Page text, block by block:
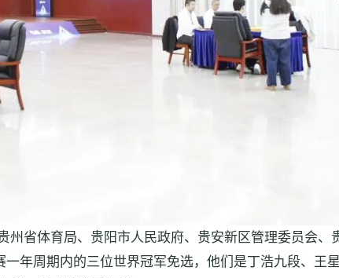
州省体育局、贵阳市人民政府、贵安新区管理委员会、
年周期内的三位世界冠军免选，他们是丁浩九段、王